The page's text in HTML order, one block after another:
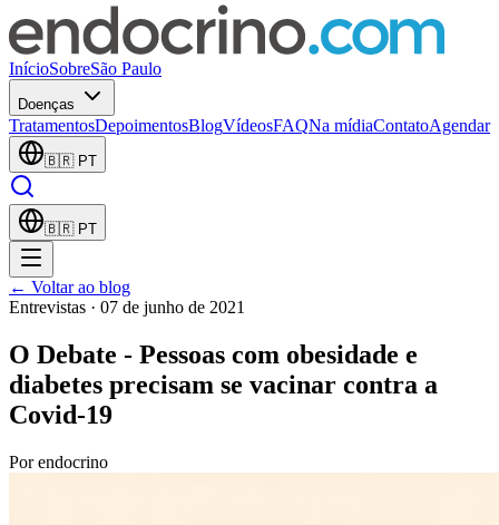
InícioSobreSão Paulo
Doenças
TratamentosDepoimentosBlogVídeosFAQNa mídiaContatoAgendar
🇧🇷 PT
🇧🇷 PT
← Voltar ao blog
Entrevistas · 07 de junho de 2021
O Debate - Pessoas com obesidade e
diabetes precisam se vacinar contra a
Covid-19
Porendocrino